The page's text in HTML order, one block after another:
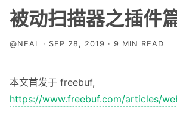
Home
Works
About
被动扫描器之插件
@NEAL · SEP 28, 2019 · 9 MIN READ
本文首发于 freebuf,
https://www.freebuf.com/articles/